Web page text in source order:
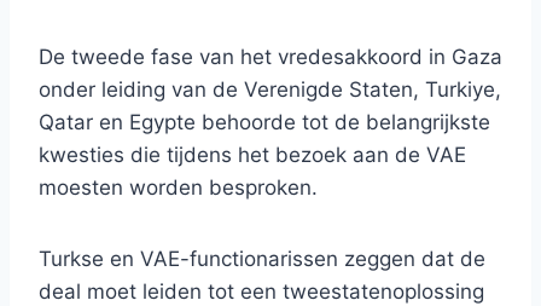
De tweede fase van het vredesakkoord in Gaza
onder leiding van de Verenigde Staten, Turkiye,
Qatar en Egypte behoorde tot de belangrijkste
kwesties die tijdens het bezoek aan de VAE
moesten worden besproken.
Turkse en VAE-functionarissen zeggen dat de
deal moet leiden tot een tweestatenoplossing